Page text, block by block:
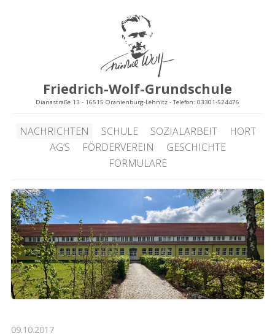
Friedrich-Wolf-Grundschule
Dianastraße 13 - 16515 Oranienburg-Lehnitz - Telefon: 03301-524476
NACHRICHTEN SCHULE SOZIALARBEIT
HORT
AG’S
FÖRDERVEREIN
GESCHICHTE
FORMULARE
09.10.2017